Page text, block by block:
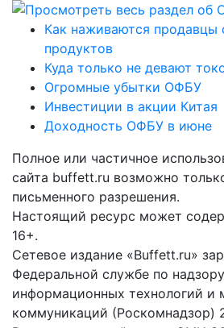
Как наживаются продавцы
продуктов
Куда только не девают
Огромные убытки ОФБУ
Инвестиции в акции Китая
Доходность ОФБУ в июне
Полное или частичное
сайта buffett.ru возможно
письменного разрешения.
Настоящий ресурс может
16+.
Сетевое издание «Buffett.ru»
Федеральной службе по
информационных технологий и
коммуникаций (Роскомнадзор)